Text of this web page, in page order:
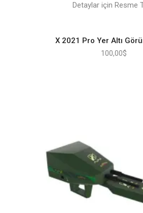
Detaylar için Resme
X 2021 Pro Yer Altı
100,00$